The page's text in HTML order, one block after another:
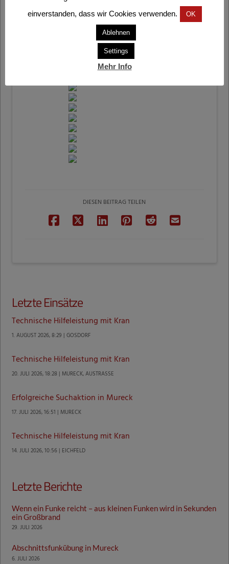
DIESEN BEITRAG TEILEN
Letzte Einsätze
Technische Hilfeleistung mit Kran
1. AUGUST 2026, 8:29 | GOSDORF
Technische Hilfeleistung mit Kran
20. JULI 2026, 18:28 | MURECK, AUSTRASSE
Erfolgreiche Suchaktion in Mureck
17. JULI 2026, 16:51 | MURECK
Technische Hilfeleistung mit Kran
14. JULI 2026, 10:56 | EICHFELD
Letzte Berichte
Wenn ein Funke reicht – aus kleinen Funken wird in Sekunden
ein Großbrand
29. JULI 2026
Abschnittsfunkübung in Mureck
6. JULI 2026
einverstanden, dass wir Cookies verwenden.
OK
Ablehnen
Settings
Mehr Info